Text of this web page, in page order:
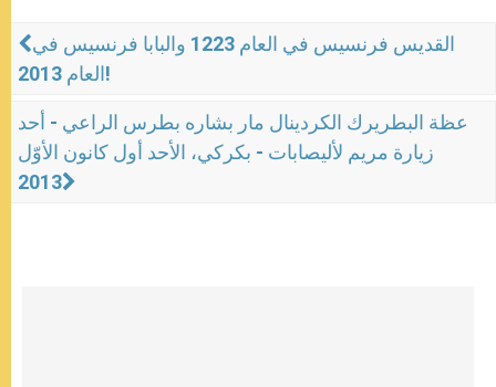
القديس فرنسيس في العام 1223 والبابا فرنسيس في
العام 2013!
عظة البطريرك الكردينال مار بشاره بطرس الراعي - أحد
زيارة مريم لأليصابات - بكركي، الأحد أول كانون الأوّل
2013